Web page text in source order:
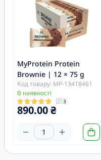
MyProtein Protein
Brownie | 12 × 75 g
Код товару: MP-13418461
В наявності
3
890.00 ₴